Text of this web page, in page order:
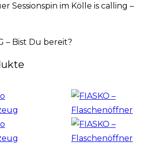
Sessionspin im Kölle is calling –
– Bist Du bereit?